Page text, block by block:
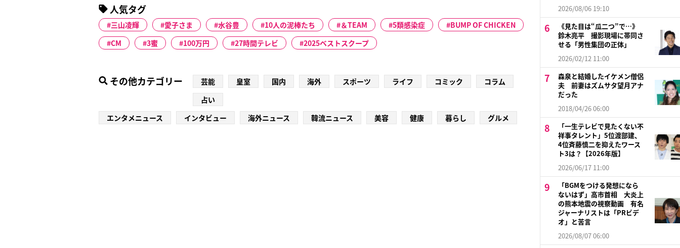
人気タグ
三山凌輝 愛子さま 水谷豊 10人の泥棒たち ＆TEAM 5類感染症
BUMP OF CHICKEN
CM
3蜜 100万円 27時間テレビ 2025ベストスクープ
その他カテゴリー 芸能 皇室 国内 海外 スポーツ ライフ コミック
コラム
占い
エンタメニュース
インタビュー 海外ニュース 韓流ニュース 美容 健康 暮らし グルメ
2026/08/06 19:10
《見た目は“瓜二つ”で…》
鈴木亮平 撮影現場に帯同さ
せる「男性集団の正体」
2026/02/12 11:00
森泉と結婚したイケメン僧侶
夫 前妻はズムサタ望月アナ
だった
2018/04/26 06:00
「一生テレビで見たくない不
祥事タレント」5位渡部建、
4位斉藤慎二を抑えたワース
ト3は？【2026年版】
2026/06/17 11:00
「BGMをつける発想になら
ないはず」高市首相 大炎上
の熊本地震の視察動画 有名
ジャーナリストは「PRビデ
オ」と苦言
2026/08/07 06:00